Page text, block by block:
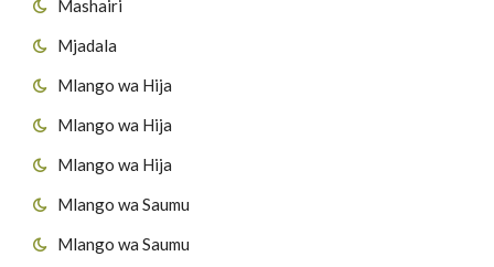
Mashairi
Mjadala
Mlango wa Hija
Mlango wa Hija
Mlango wa Hija
Mlango wa Saumu
Mlango wa Saumu